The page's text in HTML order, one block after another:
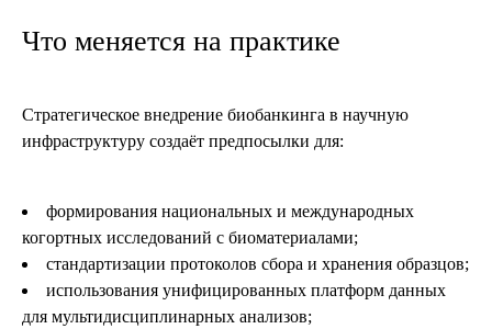
Что меняется на практике
Стратегическое внедрение биобанкинга в научную
инфраструктуру создаёт предпосылки для:
формирования национальных и международных
когортных исследований с биоматериалами;
стандартизации протоколов сбора и хранения образцов;
использования унифицированных платформ данных
для мультидисциплинарных анализов;